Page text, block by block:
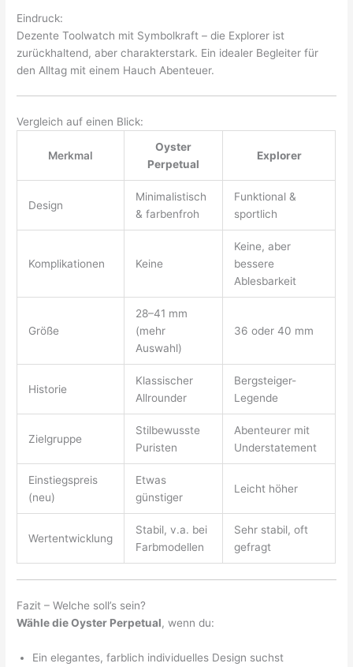
Eindruck:
Dezente Toolwatch mit Symbolkraft – die Explorer ist
zurückhaltend, aber charakterstark. Ein idealer Begleiter für
den Alltag mit einem Hauch Abenteuer.
Vergleich auf einen Blick:
Merkmal
Oyster
Perpetual
Explorer
Design
Minimalistisch
& farbenfroh
Funktional &
sportlich
Komplikationen Keine
Keine, aber
bessere
Ablesbarkeit
Größe
28–41 mm
(mehr
Auswahl)
36 oder 40 mm
Historie
Klassischer
Allrounder
Bergsteiger-
Legende
Zielgruppe
Stilbewusste
Puristen
Abenteurer mit
Understatement
Einstiegspreis
(neu)
Etwas
günstiger
Leicht höher
Wertentwicklung
Stabil, v.a. bei
Farbmodellen
Sehr stabil, oft
gefragt
Fazit – Welche soll’s sein?
Wähle die Oyster Perpetual, wenn du:
Ein elegantes, farblich individuelles Design suchst